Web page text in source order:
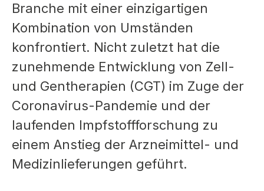
Branche mit einer einzigartigen
Kombination von Umständen
konfrontiert. Nicht zuletzt hat die
zunehmende Entwicklung von Zell-
und Gentherapien (CGT) im Zuge der
Coronavirus-Pandemie und der
laufenden Impfstoffforschung zu
einem Anstieg der Arzneimittel- und
Medizinlieferungen geführt.